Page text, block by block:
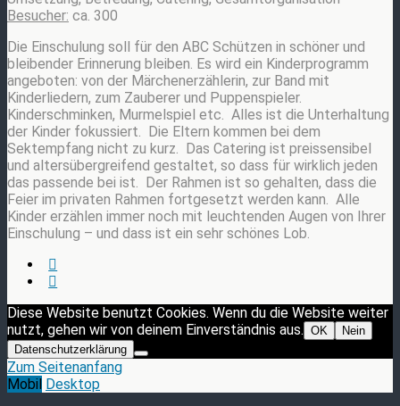
Besucher: ca. 300
Die Einschulung soll für den ABC Schützen in schöner und
bleibender Erinnerung bleiben. Es wird ein Kinderprogramm
angeboten: von der Märchenerzählerin, zur Band mit
Kinderliedern, zum Zauberer und Puppenspieler.
Kinderschminken, Murmelspiel etc. Alles ist die Unterhaltung
der Kinder fokussiert. Die Eltern kommen bei dem
Sektempfang nicht zu kurz. Das Catering ist preissensibel
und altersübergreifend gestaltet, so dass für wirklich jeden
das passende bei ist. Der Rahmen ist so gehalten, dass die
Feier im privaten Rahmen fortgesetzt werden kann. Alle
Kinder erzählen immer noch mit leuchtenden Augen von Ihrer
Einschulung – und dass ist ein sehr schönes Lob.
Diese Website benutzt Cookies. Wenn du die Website weiter
nutzt, gehen wir von deinem Einverständnis aus. OK
Nein
Datenschutzerklärung
Zum Seitenanfang
Mobil Desktop